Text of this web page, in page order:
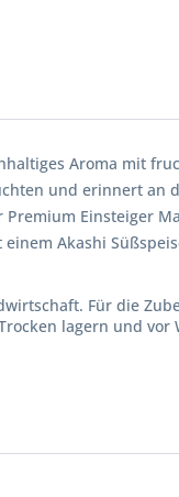
Aroma mit
und erinnert an
Einsteiger
Akashi
Für die
lagern und vor